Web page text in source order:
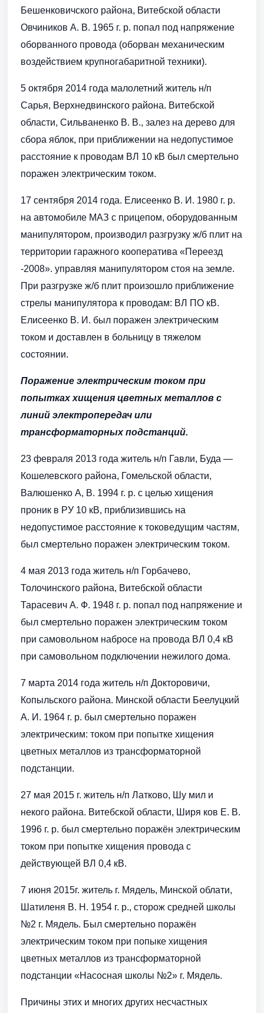
Бешенковичского района, Витебской области
Овчиников А. В. 1965 г. р. попал под напряжение
оборванного провода (оборван механическим
воздействием крупногабаритной техники).
5 октября 2014 года малолетний житель н/п
Сарья, Верхнедвинского района. Витебской
области, Сильваненко В. В., залез на дерево для
сбора яблок, при приближении на недопустимое
расстояние к проводам ВЛ 10 кВ был смертельно
поражен электрическим током.
17 сентября 2014 года. Елисеенко В. И. 1980 г. р.
на автомобиле МАЗ с прицепом, оборудованным
манипулятором, производил разгрузку ж/б плит на
территории гаражного кооператива «Переезд
-2008». управляя манипулятором стоя на земле.
При разгрузке ж/б плит произошло приближение
стрелы манипулятора к проводам: ВЛ ПО кВ.
Елисеенко В. И. был поражен электрическим
током и доставлен в больницу в тяжелом
состоянии.
Поражение электрическим током при
попытках хищения цветных металлов с
линий электропередач или
трансформаторных подстанций.
23 февраля 2013 года житель н/п Гавли, Буда —
Кошелевского района, Гомельской области,
Валюшенко А, В. 1994 г. р. с целью хищения
проник в РУ 10 кВ, приблизившись на
недопустимое расстояние к токоведущим частям,
был смертельно поражен электрическим током.
4 мая 2013 года житель н/п Горбачево,
Толочинского района, Витебской области
Тарасевич А. Ф. 1948 г. р. попал под напряжение и
был смертельно поражен электрическим током
при самовольном набросе на провода ВЛ 0,4 кВ
при самовольном подключении нежилого дома.
7 марта 2014 года житель н/п Докторовичи,
Копыльского района. Минской области Беелуцкий
А. И. 1964 г. р. был смертельно поражен
электрическим: током при попытке хищения
цветных металлов из трансформаторной
подстанции.
27 мая 2015 г. житель н/п Латково, Шу мил и
некого района. Витебской области, Ширя ков Е. В.
1996 г. р. был смертельно поражён электрическим
током при попытке хищения провода с
действующей ВЛ 0,4 кВ.
7 июня 2015г. житель г. Мядель, Минской облати,
Шатиленя В. Н. 1954 г. р., сторож средней школы
№2 г. Мядель. Был смертельно поражён
электрическим током при попыке хищения
цветных металлов из трансформаторной
подстанции «Насосная школы №2» г. Мядель.
Причины этих и многих других несчастных